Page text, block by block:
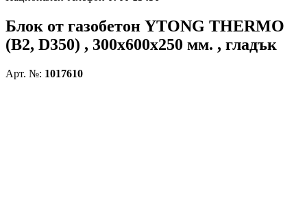
Блок от газобетон YTONG THERMO
(B2, D350) , 300х600х250 мм. , гладък
Арт. №: 1017610